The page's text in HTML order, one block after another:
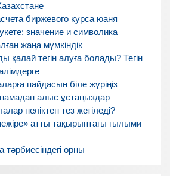
биржевого курса юаня
значение и символика
жаңа мүмкіндік
қалай тегін алуға болады? Тегін
пайдасын біле жүріңіз
алыс ұстаңыздар
неліктен тез жетіледі?
атты тақырыптағы ғылыми
орны